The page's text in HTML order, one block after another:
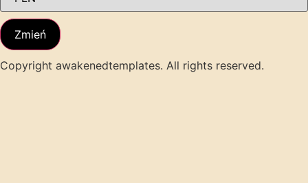
Zmień
Copyright awakenedtemplates. All rights reserved.